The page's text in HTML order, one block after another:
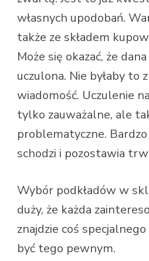
własnych upodobań.
także ze składem
Może się okazać, że
uczulona. Nie byłaby to
wiadomość. Uczulenie
tylko zauważalne, ale
problematyczne.
schodzi i pozostawia
Wybór podkładów w
duży, że każda
znajdzie coś
być tego pewnym.